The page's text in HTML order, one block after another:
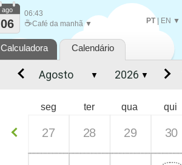
PT| EN ▼
ago
06
06:43
☕Café da manhã ▼
Calculadora Calendário
seg ter qua qui
27 28 29 30
▼ ▼